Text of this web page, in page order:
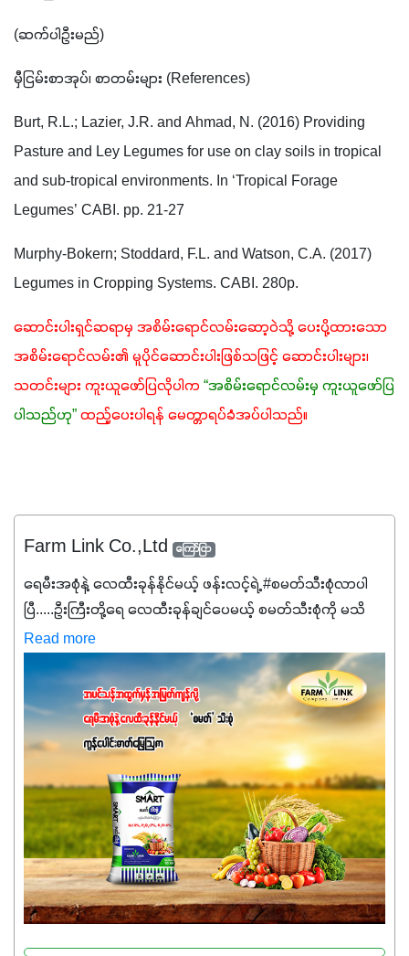
(ဆက်ပါဦးမည်)
မှီငြမ်းစာအုပ်၊ စာတမ်းများ (References)
Burt, R.L.; Lazier, J.R. and Ahmad, N. (2016) Providing
Pasture and Ley Legumes for use on clay soils in tropical
and sub-tropical environments. In ‘Tropical Forage
Legumes’ CABI. pp. 21-27
Murphy-Bokern; Stoddard, F.L. and Watson, C.A. (2017)
Legumes in Cropping Systems. CABI. 280p.
ဆောင်းပါးရှင်ဆရာမှ အစိမ်းရောင်လမ်းဆော့ဝဲသို့ ပေးပို့ထားသော
အစိမ်းရောင်လမ်း၏ မူပိုင်ဆောင်းပါးဖြစ်သဖြင့် ဆောင်းပါးများ၊
သတင်းများ ကူးယူဖော်ပြလိုပါက “အစိမ်းရောင်လမ်းမှ ကူးယူဖော်ပြ
ပါသည်ဟု” ထည့်ပေးပါရန် မေတ္တာရပ်ခံအပ်ပါသည်။
Farm Link Co.,Ltd ကြော်ငြာ
ရေမီးအစုံနဲ့ လေထီးခုန်နိုင်မယ့် ဖန်းလင့်ရဲ့ #စမတ်သီးစုံလာပါ
ပြီ.....ဦးကြီးတို့ရေ ‌လေထီးခုန်ချင်ပေမယ့် စမတ်သီးစုံကို မသိ
သေးရင်တော့ ဒီစာလေးကို ဆက်ဖတ်‌ပေးပါ #စမတ်သီးစုံဆိုတာ
အပင်တိုင်းအတွက် အဓိကအာဟာရNPK (19:7:8)နဲ့ #ဟူးမစ်
အက်စစ်တို့ အချိုးကျ ပေါင်းစပ်ထားတဲ့ ကွန်ပေါင်း
ဓာတ်မြေဩဇာဖြစ်ပါတယ်။ အဓိကအကျိုးကျေးဇူးတွေအနေနဲ့
ကတော့ နိုက်ထရိုဂျင် 19%ပါဝင်တဲ့အတွက် ကလိုရိုဖီးလ်ဖွဲ့စည်း
မှုကို အားပေးကာ သီးနှံပင်များ၏အရွက်များစိမ်းလန်းသန်စွမ်း
ပြီး အစာချက်လုပ်မှုအားကောင်းစေပါတယ်။ အပင်၏ပင်ပိုင်း
ကြီးထွားမှုကို တိုးမြင့်စေကာ အပင်သန်၍ အကြီးမြန်စေပါတယ်။
သင့်တော်တဲ့ Phosphorus 7%ပါဝင်မှုကြောင့် အပင်ရဲ့ အမြစ်
ဖွဲ့စည်းတည်ဆောက်မှုကို ပို၍သန်မာလာအောင် အားပေးပါ
တယ်။ ဒါ့အပြင် ပန်းပွင့်ခြင်း၊အသီးသီးခြင်း၊အစေ့တည်ခြင်း
လုပ်ငန်းစဉ်များကိုလည်း အားပေးပါတယ်။ လုံလောက်တဲ့
Read more